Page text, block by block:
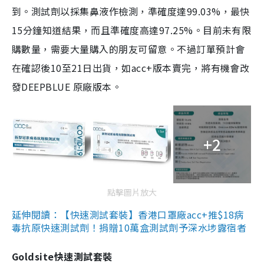
到。測試劑以採集鼻液作檢測，準確度達99.03%，最快
15分鐘知道結果，而且準確度高達97.25%。目前未有限
購數量，需要大量購入的朋友可留意。不過訂單預計會
在確認後10至21日出貨，如acc+版本賣完，將有機會改
發DEEPBLUE 原廠版本。
+2
點擊圖片放大
延伸閱讀：【快速測試套裝】香港口罩廠acc+推$18病
毒抗原快速測試劑！捐贈10萬盒測試劑予深水埗露宿者
Goldsite快速測試套裝